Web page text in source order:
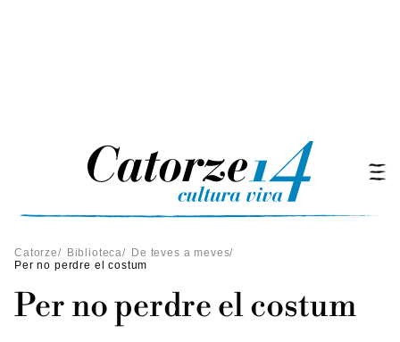
Catorze/ Biblioteca/ De teves a meves/
Per no perdre el costum
Per no perdre el costum